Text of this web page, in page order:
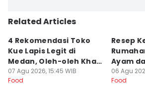
Related Articles
4 Rekomendasi Toko
Kue Lapis Legit di
Medan, Oleh-oleh Khas
Sumut
07 Agu 2026, 15:45 WIB
Food
Resep
Ayam
06 Agu
Food